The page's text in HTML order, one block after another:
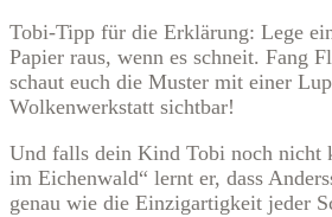
Tobi-Tipp für die Erklärung: Lege
Papier raus, wenn es schneit. Fang
schaut euch die Muster mit einer
Wolkenwerkstatt sichtbar!
Und falls dein Kind Tobi noch nicht
im Eichenwald“ lernt er, dass
genau wie die Einzigartigkeit jeder